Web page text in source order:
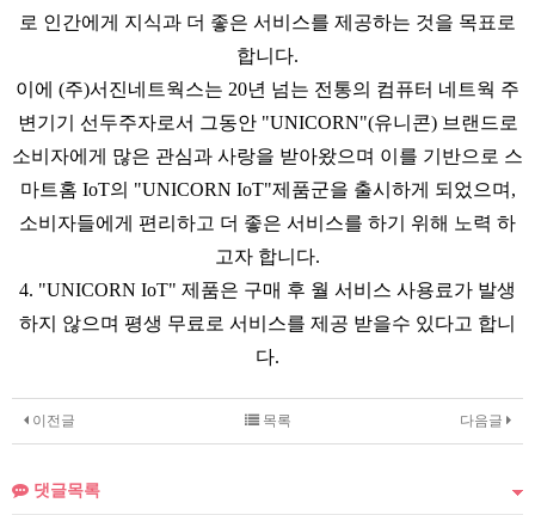
로 인간에게 지식과 더 좋은 서비스를 제공하는 것을 목표로
합니다.
이에 (주)서진네트웍스는 20년 넘는 전통의 컴퓨터 네트웍 주
변기기 선두주자로서 그동안 "UNICORN"(유니콘) 브랜드로
소비자에게 많은 관심과 사랑을 받아왔으며 이를 기반으로 스
마트홈 IoT의 "UNICORN IoT"제품군을 출시하게 되었으며,
소비자들에게 편리하고 더 좋은 서비스를 하기 위해 노력 하
고자 합니다.
4. "UNICORN IoT" 제품은 구매 후 월 서비스 사용료가 발생
하지 않으며 평생 무료로 서비스를 제공 받을수 있다고 합니
다.
이전글 다음글
목록
댓글목록